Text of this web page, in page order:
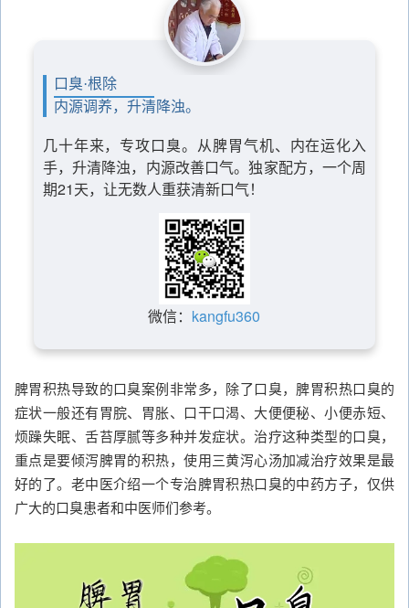
口臭·根除
内源调养，升清降浊。
几十年来，专攻口臭。从脾胃气机、内在运化入
手，升清降浊，内源改善口气。独家配方，一个周
期21天，让无数人重获清新口气！
微信： kangfu360
脾胃积热导致的口臭案例非常多，除了口臭，脾胃积热口臭的
症状一般还有胃脘、胃胀、口干口渴、大便便秘、小便赤短、
烦躁失眠、舌苔厚腻等多种并发症状。治疗这种类型的口臭，
重点是要倾泻脾胃的积热，使用三黄泻心汤加减治疗效果是最
好的了。老中医介绍一个专治脾胃积热口臭的中药方子，仅供
广大的口臭患者和中医师们参考。